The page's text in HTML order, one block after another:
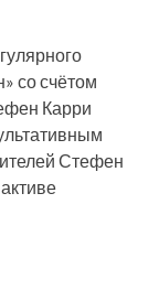
со счётом
Карри
Стефен